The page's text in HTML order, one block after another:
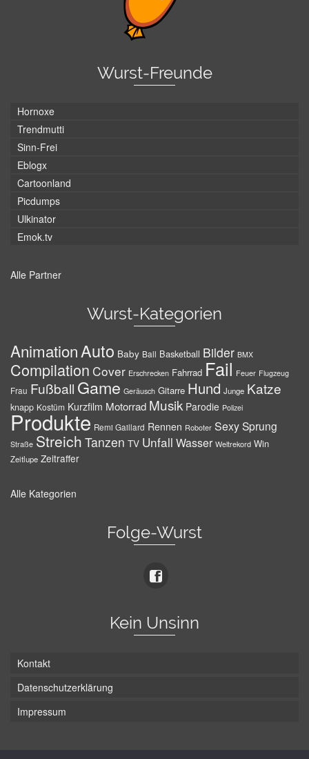
Wurst-Freunde
Hornoxe
Trendmutti
Sinn-Frei
Eblogx
Cartoonland
Picdumps
Ulkinator
Emok.tv
Alle Partner
Wurst-Kategorien
AnimationAuto Baby Ball Basketball Bilder BMX
Compilation Cover Erschrecken Fahrrad Fail Feuer Flugzeug
Frau Fußball Game Geräusch Gitarre Hund Junge Katze
knapp Kostüm Kurzfilm Motorrad Musik Parodie Polizei
Produkte Remi Gaillard Rennen Roboter SexySprung
Straße Streich Tanzen TV Unfall Wasser Weltrekord Win
Zeitlupe Zeitraffer
Alle Kategorien
Folge-Wurst
Kein Unsinn
Kontakt
Datenschutzerklärung
Impressum